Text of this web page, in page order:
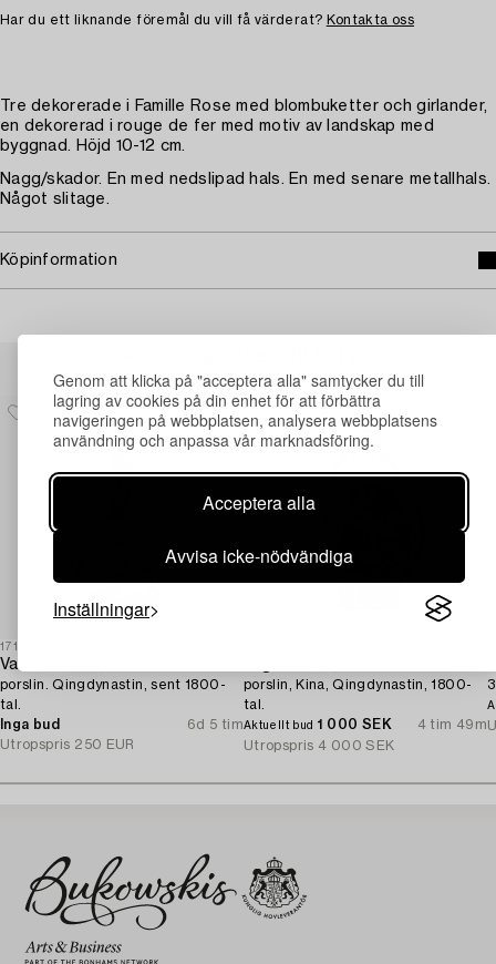
Genom att klicka på "acceptera alla" samtycker du till
lagring av cookies på din enhet för att förbättra
navigeringen på webbplatsen, analysera webbplatsens
användning och anpassa vår marknadsföring.
Acceptera alla
Avvisa icke-nödvändiga
Inställningar
Har du ett liknande föremål du vill få värderat? Kontakta oss
Tre dekorerade i Famille Rose med blombuketter och girlander,
en dekorerad i rouge de fer med motiv av landskap med
byggnad. Höjd 10-12 cm.
Nagg/skador. En med nedslipad hals. En med senare metallhals.
Något slitage.
Köpinformation
1710518
Vas med lock,
porslin. Qingdynastin, sent 1800-
tal.
Inga bud
6d 5 tim
Utropspris 250 EUR
porslin, Kina, Qingdynastin, 1800-
tal.
Aktuellt bud 1 000 SEK
4 tim 49m
Utropspris 4 000 SEK